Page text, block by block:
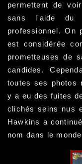
permettent de
sans l'aide du
professionnel. On
est considérée
prometteuses de
candides.
toutes ses photos
y a eu des fuites
clichés seins nus
Hawkins a
nom dans le